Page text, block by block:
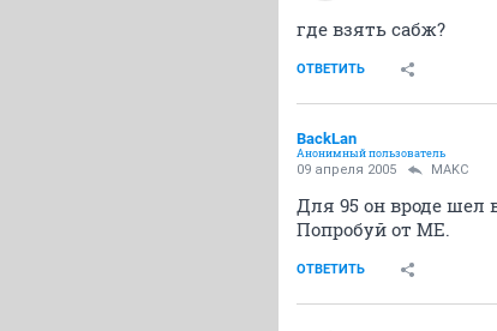
где взять сабж?
ОТВЕТИТЬ
BackLan
Анонимный пользователь
09 апреля 2005 MАKС
Для 95 он вроде шел
Попробуй от МЕ.
ОТВЕТИТЬ